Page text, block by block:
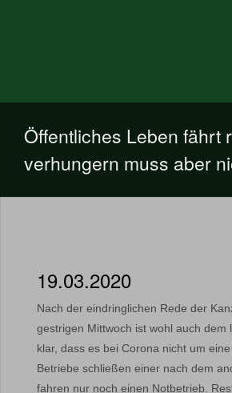
Öffentliches Leben fährt
verhungern muss aber
19.03.2020
Nach der eindringlichen Rede der
gestrigen Mittwoch ist wohl auch dem
klar, dass es bei Corona nicht um
Betriebe schließen einer nach dem
fahren nur noch einen Notbetrieb.